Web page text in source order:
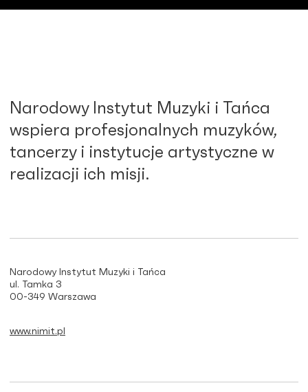
Narodowy Instytut Muzyki i Tańca
wspiera profesjonalnych muzyków,
tancerzy i instytucje artystyczne w
realizacji ich misji.
Narodowy Instytut Muzyki i Tańca
ul. Tamka 3
00-349 Warszawa
www.nimit.pl